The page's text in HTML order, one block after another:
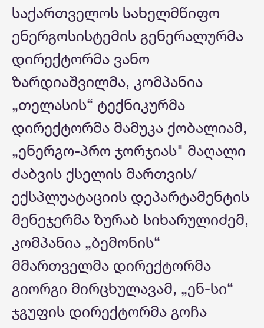
საქართველოს სახელმწიფო
ენერგოსისტემის გენერალურმა
დირექტორმა ვანო
ზარდიაშვილმა, კომპანია
„თელასის“ ტექნიკურმა
დირექტორმა მამუკა ქობალიამ,
„ენერგო-პრო ჯორჯიას" მაღალი
ძაბვის ქსელის მართვის/
ექსპლუატაციის დეპარტამენტის
მენეჯერმა ზურაბ სიხარულიძემ,
კომპანია „ბემონის“
მმართველმა დირექტორმა
გიორგი მირცხულავამ, „ენ-სი“
ჯგუფის დირექტორმა გოჩა